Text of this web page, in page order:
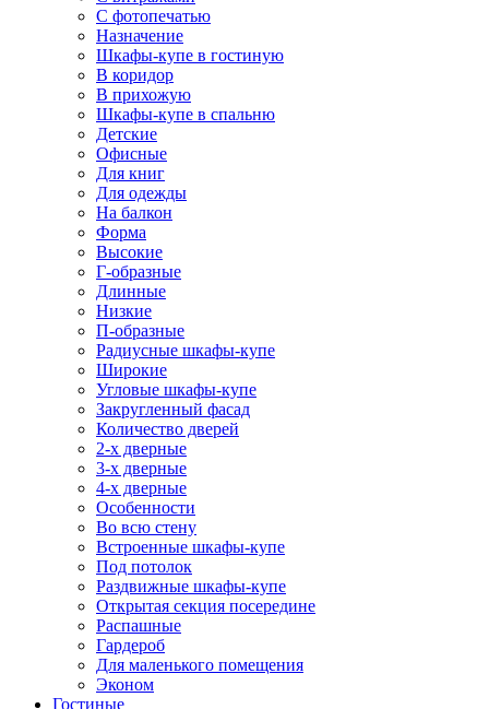
С фотопечатью
Назначение
Шкафы-купе в гостиную
В коридор
В прихожую
Шкафы-купе в спальню
Детские
Офисные
Для книг
Для одежды
На балкон
Форма
Высокие
Г-образные
Длинные
Низкие
П-образные
Радиусные шкафы-купе
Широкие
Угловые шкафы-купе
Закругленный фасад
Количество дверей
2-х дверные
3-х дверные
4-х дверные
Особенности
Во всю стену
Встроенные шкафы-купе
Под потолок
Раздвижные шкафы-купе
Открытая секция посередине
Распашные
Гардероб
Для маленького помещения
Эконом
Гостиные